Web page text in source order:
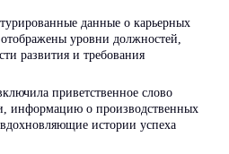
данные о карьерных
уровни должностей,
развития и требования
приветственное слово
информацию о производственных
истории успеха